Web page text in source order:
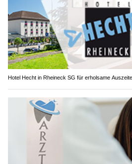
Hotel Hecht in Rheineck SG für erholsame